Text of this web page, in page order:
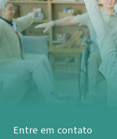
Entre em contato